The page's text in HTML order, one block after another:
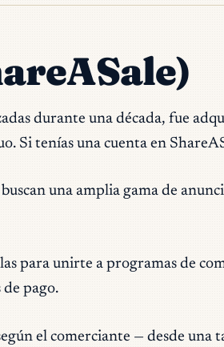
durante una década, fue
Si tenías una cuenta en
una amplia gama de
para unirte a programas de
de pago.
el comerciante — desde